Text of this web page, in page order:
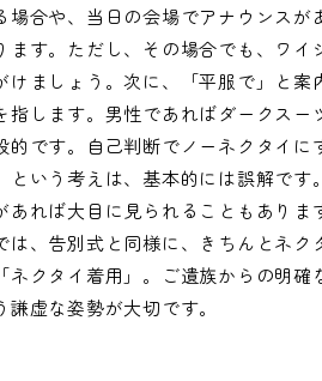
合や、当日の会場でアナウンスが
す。ただし、その場合でも、ワイ
ましょう。次に、「平服で」と案
します。男性であればダークスー
です。自己判断でノーネクタイに
という考えは、基本的には誤解で
れば大目に見られることもありま
、告別式と同様に、きちんとネ
クタイ着用」。ご遺族からの明
虚な姿勢が大切です。